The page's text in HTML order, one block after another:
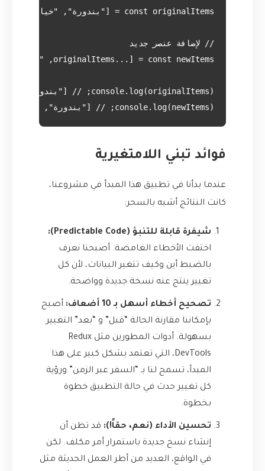
console.log(newItems); // ["بندورة", "خيار", "فلفل"] (النسخة الجديدة)
فوائد تبني اللامتغيرية
عندما بدأنا في تطبيق هذا المبدأ في مشروعنا،
كانت النتائج أشبه بالسحر:
شيفرة قابلة للتنبؤ (Predictable Code):
اختفت الأخطاء الغامضة. أصبحنا نعرف
بالضبط أين وكيف تتغير البيانات، لأن كل
تغيير ينتج عنه نسخة جديدة وواضحة.
تصحيح أخطاء أسهل بـ 10 أضعاف:
أصبح
بإمكاننا مقارنة الحالة “قبل” و “بعد” التغيير
بسهولة. أدوات المطورين مثل Redux
DevTools، التي تعتمد بشكل كبير على هذا
المبدأ، تسمح لنا بـ “السفر عبر الزمن” ورؤية
كل تغيير حدث في حالة التطبيق خطوة
بخطوة.
تحسين الأداء (نعم، حقاً!): قد تظن أن
إنشاء نسخ جديدة باستمرار أمر مكلف. لكن
في الواقع، العديد من أطر العمل الحديثة مثل